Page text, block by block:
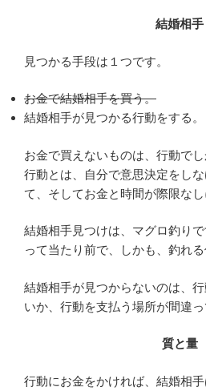
結婚相手
見つかる手段は１つです。
お金で結婚相手を買う。
結婚相手が見つかる行動をする。
お金で買えないものは、行動で
行動とは、自分で意思決定をし
て、そしてお金と時間が際限なし
結婚相手見つけは、マグロ釣り
って当たり前で、しかも、釣れる
結婚相手が見つからないのは、
いか、行動を支払う場所が間違っ
質と量
行動にお金をかければ、結婚相